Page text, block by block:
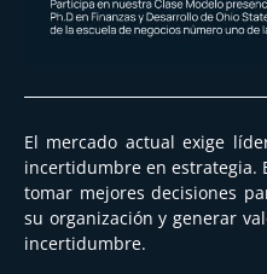
El mercado actual exige
incertidumbre en estrategia.
tomar mejores decisiones
su organización y generar
incertidumbre.